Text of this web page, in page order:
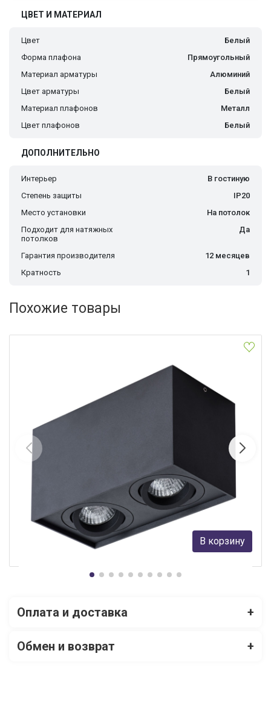
ЦВЕТ И МАТЕРИАЛ
Цвет
Белый
Форма плафона
Прямоугольный
Материал арматуры
Алюминий
Цвет арматуры
Белый
Материал плафонов
Металл
Цвет плафонов
Белый
ДОПОЛНИТЕЛЬНО
Интерьер
В гостиную
Степень защиты
IP20
Место установки
На потолок
Подходит для натяжных
потолков
Да
Гарантия производителя
12 месяцев
Кратность
1
Похожие товары
Потолочный светильник Arte Lamp Factor A5544PL-2BK
3 560 руб. В корзину
Оплата и доставка +
Обмен и возврат +